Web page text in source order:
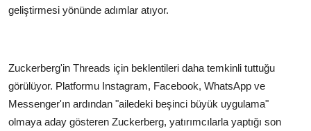
geliştirmesi yönünde adımlar atıyor.
Zuckerberg'in Threads için beklentileri daha temkinli tuttuğu
görülüyor. Platformu Instagram, Facebook, WhatsApp ve
Messenger'ın ardından "ailedeki beşinci büyük uygulama"
olmaya aday gösteren Zuckerberg, yatırımcılarla yaptığı son